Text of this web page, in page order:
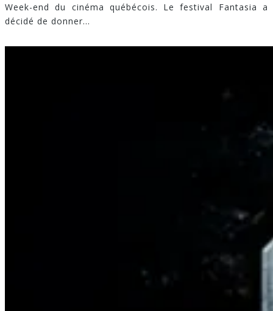
Week-end du cinéma québécois. Le festival Fantasia a
décidé de donner...